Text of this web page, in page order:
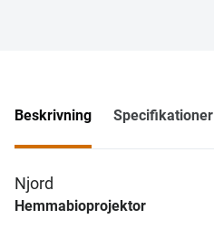
Beskrivning Specifikationer
Njord
Hemmabioprojektor